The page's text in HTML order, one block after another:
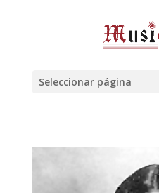
Seleccionar página